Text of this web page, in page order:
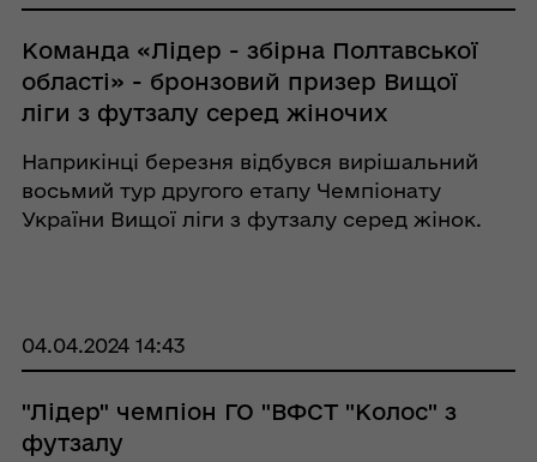
Команда «Лідер - збірна Полтавської
області» - бронзовий призер Вищої
ліги з футзалу серед жіночих
Наприкінці березня відбувся вирішальний
восьмий тур другого етапу Чемпіонату
України Вищої ліги з футзалу серед жінок.
04.04.2024 14:43
"Лідер" чемпіон ГО "ВФСТ "Колос" з
футзалу